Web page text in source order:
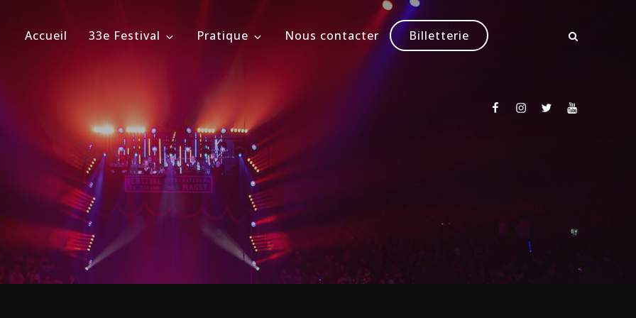
du Cirque de Massy
2026
Accueil 33e Festival Pratique Nous contacter Billetterie
Facebook
Instagram
TwitterYoutube